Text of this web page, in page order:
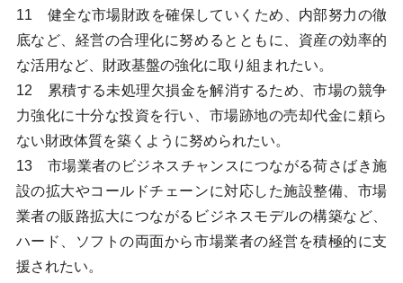
11 健全な市場財政を確保していくため、内部努力の徹
底など、経営の合理化に努めるとともに、資産の効率的
な活用など、財政基盤の強化に取り組まれたい。
12 累積する未処理欠損金を解消するため、市場の競争
力強化に十分な投資を行い、市場跡地の売却代金に頼ら
ない財政体質を築くように努められたい。
13 市場業者のビジネスチャンスにつながる荷さばき施
設の拡大やコールドチェーンに対応した施設整備、市場
業者の販路拡大につながるビジネスモデルの構築など、
ハード、ソフトの両面から市場業者の経営を積極的に支
援されたい。